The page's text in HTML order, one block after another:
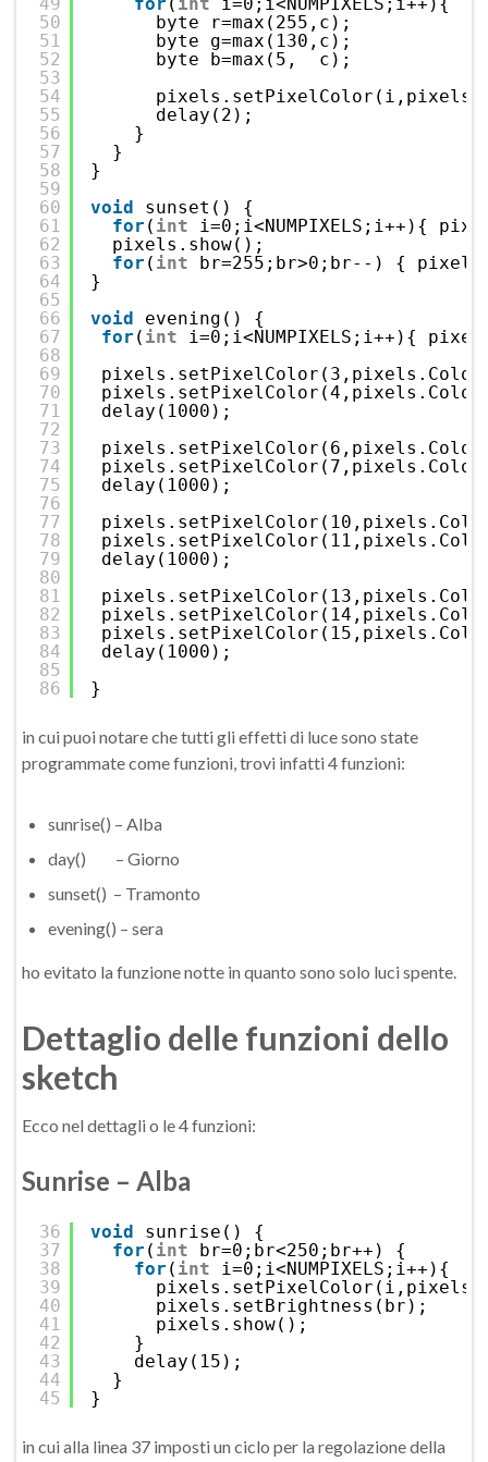
50
51
52
53
54
55
56
57
58
59
60
61
62
63
64
65
66
67
68
69
70
71
72
73
74
75
76
77
78
79
80
81
82
83
84
85
86
byte r=max(255,c);
byte g=max(130,c);
byte b=max(5,  c);
delay(2);
}
}
}
void
sunset() {
for ( int
i=0;i<NUMPIXELS;i++){
pixels.show();
for ( int
br=255;br>0;br--) {
}
void
evening() {
for ( int
i=0;i<NUMPIXELS;i++){
delay(1000);
delay(1000);
delay(1000);
delay(1000);
}
in cui puoi notare che tutti gli effetti di luce sono state
programmate come funzioni, trovi infatti 4 funzioni:
sunrise() – Alba
day() – Giorno
sunset() – Tramonto
evening() – sera
ho evitato la funzione notte in quanto sono solo luci spente.
Dettaglio delle funzioni dello
sketch
Ecco nel dettagli o le 4 funzioni:
Sunrise – Alba
36
37
38
39
40
41
42
43
44
45
void
sunrise() {
for ( int
br=0;br<250;br++) {
for ( int
i=0;i<NUMPIXELS;i++){
pixels.setBrightness(br);
pixels.show();
}
delay(15);
}
}
in cui alla linea 37 imposti un ciclo per la regolazione della